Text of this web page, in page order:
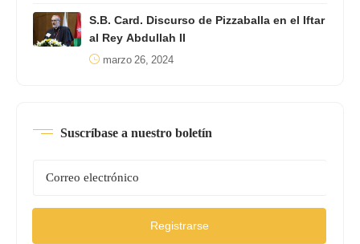
S.B. Card. Discurso de Pizzaballa en el Iftar
al Rey Abdullah II
marzo 26, 2024
Suscríbase a nuestro boletín
Registrarse